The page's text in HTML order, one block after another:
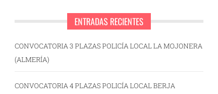
ENTRADAS RECIENTES
CONVOCATORIA 3 PLAZAS POLICÍA LOCAL LA MOJONERA
(ALMERÍA)
CONVOCATORIA 4 PLAZAS POLICÍA LOCAL BERJA